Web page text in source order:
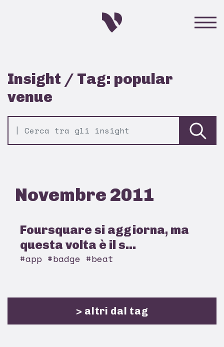
Insight / Tag: popular
venue
Novembre 2011
Foursquare si aggiorna, ma
questa volta è il s...
#app #badge #beat
> altri dal tag